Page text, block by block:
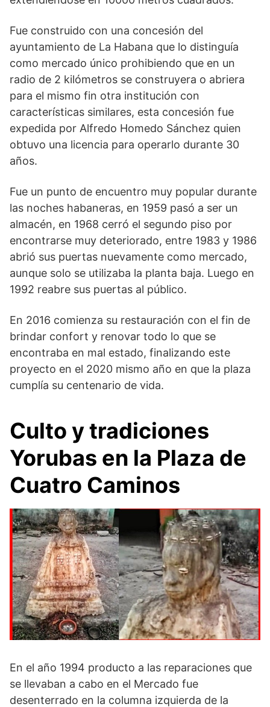
Fue construido con una concesión del
ayuntamiento de La Habana que lo distinguía
como mercado único prohibiendo que en un
radio de 2 kilómetros se construyera o abriera
para el mismo fin otra institución con
características similares, esta concesión fue
expedida por Alfredo Homedo Sánchez quien
obtuvo una licencia para operarlo durante 30
años.
Fue un punto de encuentro muy popular durante
las noches habaneras, en 1959 pasó a ser un
almacén, en 1968 cerró el segundo piso por
encontrarse muy deteriorado, entre 1983 y 1986
abrió sus puertas nuevamente como mercado,
aunque solo se utilizaba la planta baja. Luego en
1992 reabre sus puertas al público.
En 2016 comienza su restauración con el fin de
brindar confort y renovar todo lo que se
encontraba en mal estado, finalizando este
proyecto en el 2020 mismo año en que la plaza
cumplía su centenario de vida.
Culto y tradiciones
Yorubas en la Plaza de
Cuatro Caminos
En el año 1994 producto a las reparaciones que
se llevaban a cabo en el Mercado fue
desenterrado en la columna izquierda de la